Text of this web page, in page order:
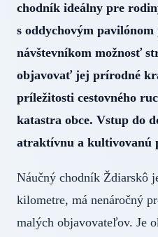
chodník ideálny pre
s oddychovým
návštevníkom možnosť
objavovať jej prírodné
príležitosti cestovného
katastra obce. Vstup do
atraktívnu a kultivovanú
Náučný chodník Ždiarskô
kilometre, má nenáročný
malých objavovateľov. Je